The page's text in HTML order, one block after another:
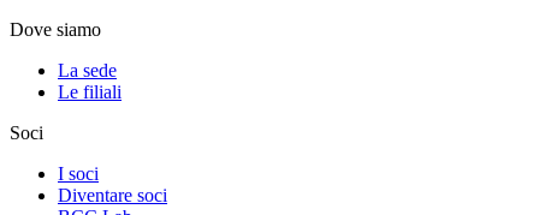
Dove siamo
La sede
Le filiali
Soci
I soci
Diventare soci